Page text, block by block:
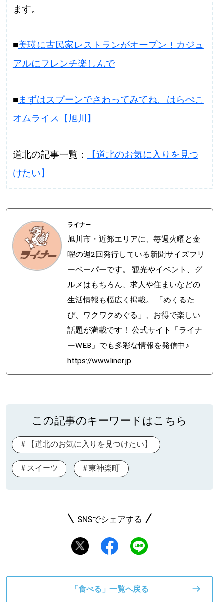
ます。
■美瑛に古民家レストランがオープン！カジュ
アルにフレンチ楽しんで
■まずはスプーンでさわってみてね。はらぺこ
オムライス【旭川】
道北の記事一覧：
【道北のお気に入りを見つ
けたい】
ライナー
旭川市・近郊エリアに、毎週火曜と金
曜の週2回発行している新聞サイズフリ
ーペーパーです。 観光やイベント、グ
ルメはもちろん、求人や住まいなどの
生活情報も幅広く掲載。 「めくるた
び、ワクワクめぐる」、お得で楽しい
話題が満載です！ 公式サイト「ライナ
ーWEB」でも多彩な情報を発信中♪
https://www.liner.jp
この記事のキーワードはこちら
【道北のお気に入りを見つけたい】
スイーツ 東神楽町
SNSでシェアする
「食べる」一覧へ戻る